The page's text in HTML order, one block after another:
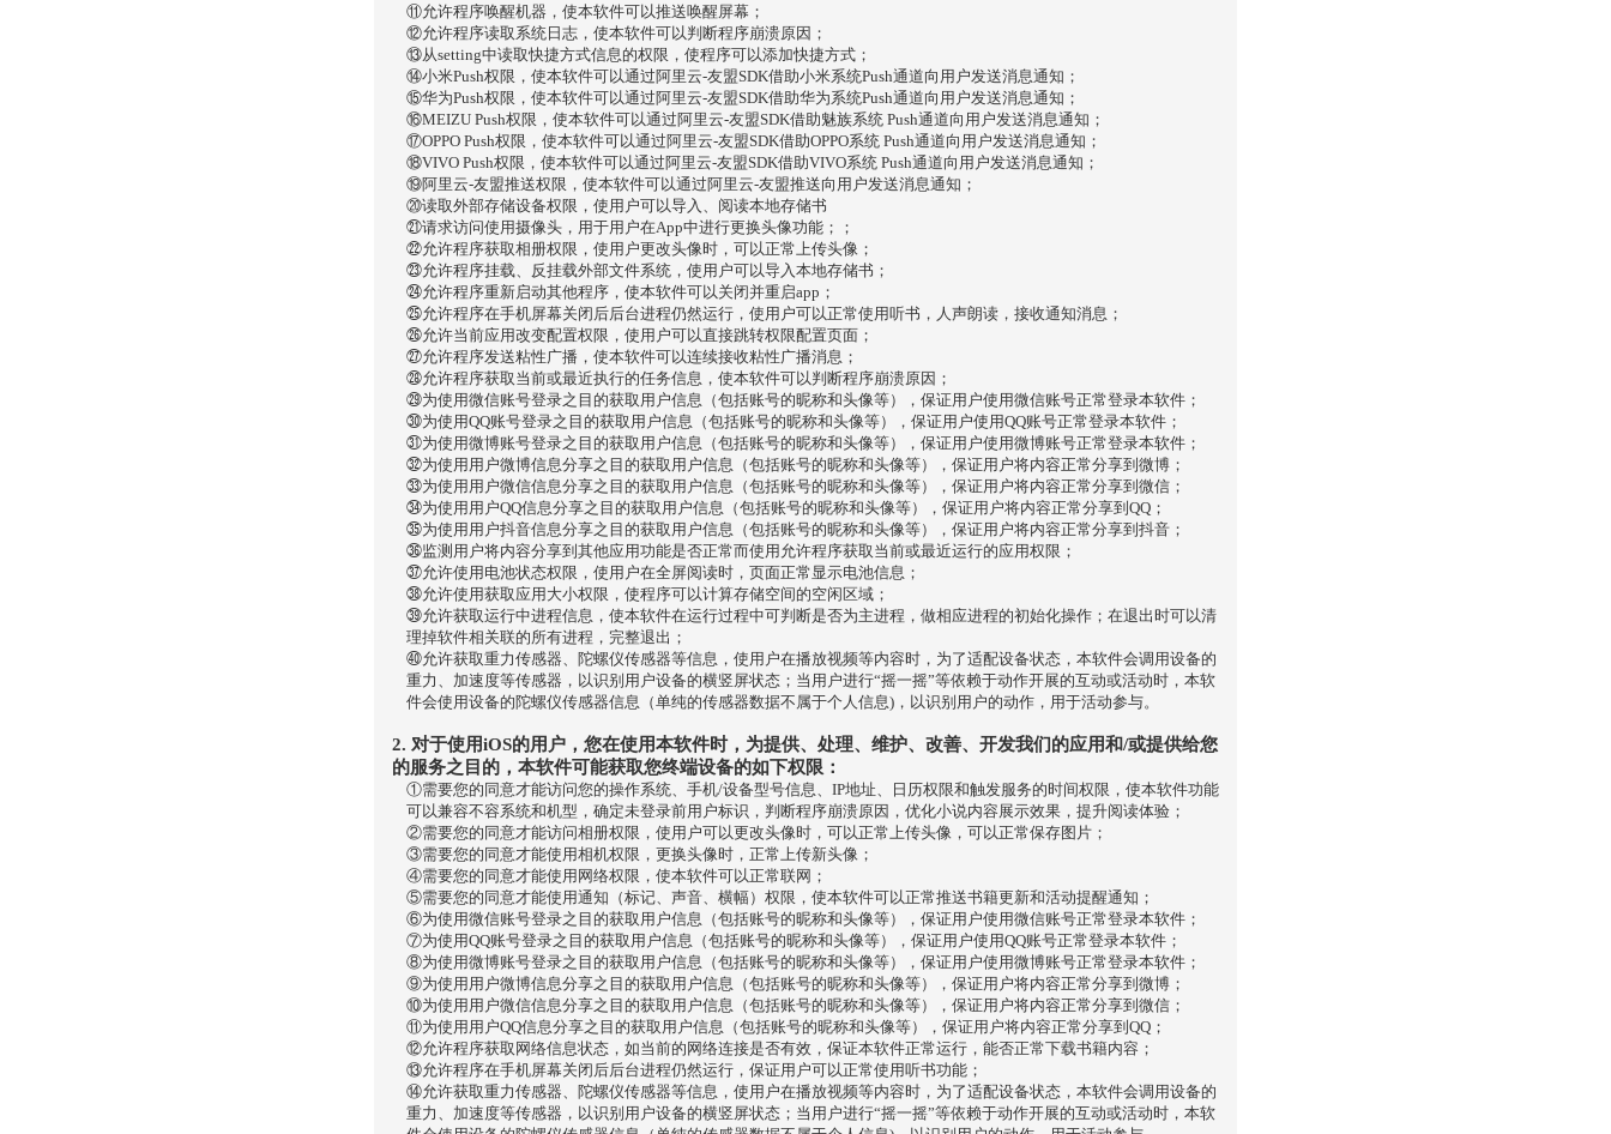
⑪允许程序唤醒机器，使本软件可以推送唤醒屏幕；
⑫允许程序读取系统日志，使本软件可以判断程序崩溃原因；
⑬从setting中读取快捷方式信息的权限，使程序可以添加快捷方式；
⑭小米Push权限，使本软件可以通过阿里云-友盟SDK借助小米系统Push通道向用户发送消息通知；
⑮华为Push权限，使本软件可以通过阿里云-友盟SDK借助华为系统Push通道向用户发送消息通知；
⑯MEIZU Push权限，使本软件可以通过阿里云-友盟SDK借助魅族系统 Push通道向用户发送消息通知；
⑰OPPO Push权限，使本软件可以通过阿里云-友盟SDK借助OPPO系统 Push通道向用户发送消息通知；
⑱VIVO Push权限，使本软件可以通过阿里云-友盟SDK借助VIVO系统 Push通道向用户发送消息通知；
⑲阿里云-友盟推送权限，使本软件可以通过阿里云-友盟推送向用户发送消息通知；
⑳读取外部存储设备权限，使用户可以导入、阅读本地存储书
㉑请求访问使用摄像头，用于用户在App中进行更换头像功能；；
㉒允许程序获取相册权限，使用户更改头像时，可以正常上传头像；
㉓允许程序挂载、反挂载外部文件系统，使用户可以导入本地存储书；
㉔允许程序重新启动其他程序，使本软件可以关闭并重启app；
㉕允许程序在手机屏幕关闭后后台进程仍然运行，使用户可以正常使用听书，人声朗读，接收通知消息；
㉖允许当前应用改变配置权限，使用户可以直接跳转权限配置页面；
㉗允许程序发送粘性广播，使本软件可以连续接收粘性广播消息；
㉘允许程序获取当前或最近执行的任务信息，使本软件可以判断程序崩溃原因；
㉙为使用微信账号登录之目的获取用户信息（包括账号的昵称和头像等），保证用户使用微信账号正常登录本软件；
㉚为使用QQ账号登录之目的获取用户信息（包括账号的昵称和头像等），保证用户使用QQ账号正常登录本软件；
㉛为使用微博账号登录之目的获取用户信息（包括账号的昵称和头像等），保证用户使用微博账号正常登录本软件；
㉜为使用用户微博信息分享之目的获取用户信息（包括账号的昵称和头像等），保证用户将内容正常分享到微博；
㉝为使用用户微信信息分享之目的获取用户信息（包括账号的昵称和头像等），保证用户将内容正常分享到微信；
㉞为使用用户QQ信息分享之目的获取用户信息（包括账号的昵称和头像等），保证用户将内容正常分享到QQ；
㉟为使用用户抖音信息分享之目的获取用户信息（包括账号的昵称和头像等），保证用户将内容正常分享到抖音；
㊱监测用户将内容分享到其他应用功能是否正常而使用允许程序获取当前或最近运行的应用权限；
㊲允许使用电池状态权限，使用户在全屏阅读时，页面正常显示电池信息；
㊳允许使用获取应用大小权限，使程序可以计算存储空间的空闲区域；
㊴允许获取运行中进程信息，使本软件在运行过程中可判断是否为主进程，做相应进程的初始化操作；在退出时可以清
理掉软件相关联的所有进程，完整退出；
㊵允许获取重力传感器、陀螺仪传感器等信息，使用户在播放视频等内容时，为了适配设备状态，本软件会调用设备的
重力、加速度等传感器，以识别用户设备的横竖屏状态；当用户进行“摇一摇”等依赖于动作开展的互动或活动时，本软
件会使用设备的陀螺仪传感器信息（单纯的传感器数据不属于个人信息)，以识别用户的动作，用于活动参与。
2. 对于使用iOS的用户，您在使用本软件时，为提供、处理、维护、改善、开发我们的应用和/或提供给您
的服务之目的，本软件可能获取您终端设备的如下权限：
①需要您的同意才能访问您的操作系统、手机/设备型号信息、IP地址、日历权限和触发服务的时间权限，使本软件功能
可以兼容不容系统和机型，确定未登录前用户标识，判断程序崩溃原因，优化小说内容展示效果，提升阅读体验；
②需要您的同意才能访问相册权限，使用户可以更改头像时，可以正常上传头像，可以正常保存图片；
③需要您的同意才能使用相机权限，更换头像时，正常上传新头像；
④需要您的同意才能使用网络权限，使本软件可以正常联网；
⑤需要您的同意才能使用通知（标记、声音、横幅）权限，使本软件可以正常推送书籍更新和活动提醒通知；
⑥为使用微信账号登录之目的获取用户信息（包括账号的昵称和头像等），保证用户使用微信账号正常登录本软件；
⑦为使用QQ账号登录之目的获取用户信息（包括账号的昵称和头像等），保证用户使用QQ账号正常登录本软件；
⑧为使用微博账号登录之目的获取用户信息（包括账号的昵称和头像等），保证用户使用微博账号正常登录本软件；
⑨为使用用户微博信息分享之目的获取用户信息（包括账号的昵称和头像等），保证用户将内容正常分享到微博；
⑩为使用用户微信信息分享之目的获取用户信息（包括账号的昵称和头像等），保证用户将内容正常分享到微信；
⑪为使用用户QQ信息分享之目的获取用户信息（包括账号的昵称和头像等），保证用户将内容正常分享到QQ；
⑫允许程序获取网络信息状态，如当前的网络连接是否有效，保证本软件正常运行，能否正常下载书籍内容；
⑬允许程序在手机屏幕关闭后后台进程仍然运行，保证用户可以正常使用听书功能；
⑭允许获取重力传感器、陀螺仪传感器等信息，使用户在播放视频等内容时，为了适配设备状态，本软件会调用设备的
重力、加速度等传感器，以识别用户设备的横竖屏状态；当用户进行“摇一摇”等依赖于动作开展的互动或活动时，本软